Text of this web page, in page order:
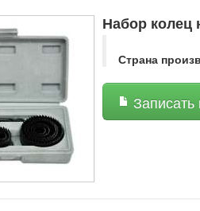
Набор колец
Страна
Записать